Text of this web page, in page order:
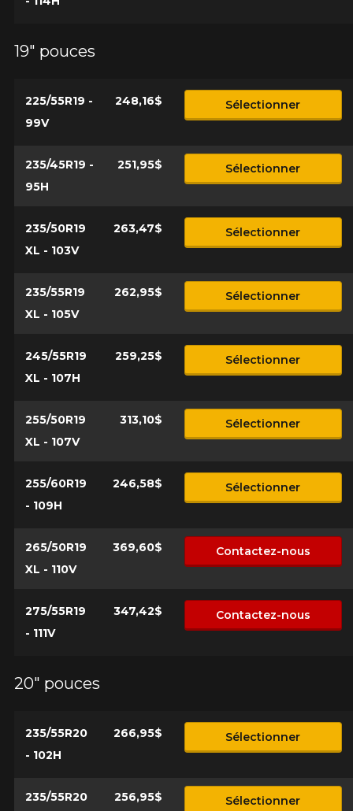
19" pouces
225/55R19 -
99V
248,16$ Sélectionner
235/45R19 -
95H
251,95$ Sélectionner
235/50R19
XL - 103V
263,47$ Sélectionner
235/55R19
XL - 105V
262,95$ Sélectionner
245/55R19
XL - 107H
259,25$ Sélectionner
255/50R19
XL - 107V
313,10$ Sélectionner
255/60R19
- 109H
246,58$ Sélectionner
265/50R19
XL - 110V
369,60$ Contactez-nous
275/55R19
- 111V
347,42$ Contactez-nous
20" pouces
235/55R20
- 102H
266,95$ Sélectionner
235/55R20
256,95$ Sélectionner